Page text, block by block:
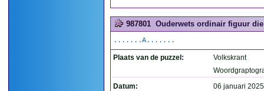
987801 Ouderwets ordinair figuur
.......A.......
Plaats van de puzzel:
Volkskrant
Datum:
06 januari